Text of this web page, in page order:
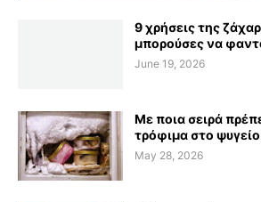
9 χρήσεις της
μπορούσες να
June 19, 2026
Με ποια σειρά
τρόφιμα στο
May 28, 2026